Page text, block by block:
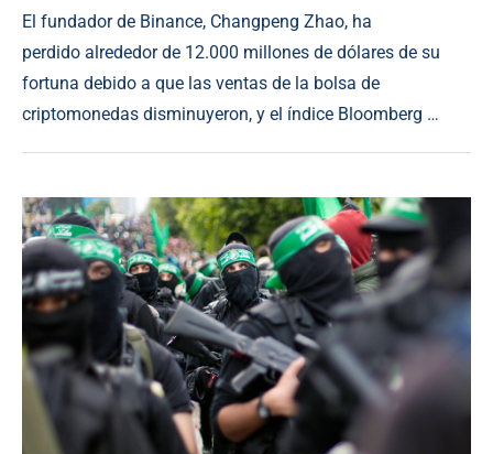
El fundador de Binance, Changpeng Zhao, ha
perdido alrededor de 12.000 millones de dólares de su
fortuna debido a que las ventas de la bolsa de
criptomonedas disminuyeron, y el índice Bloomberg …